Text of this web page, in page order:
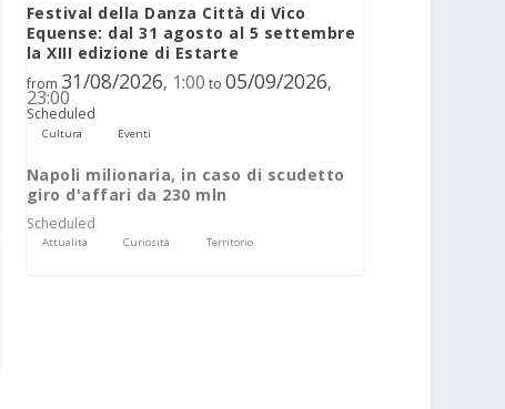
Festival della Danza Città di Vico
Equense: dal 31 agosto al 5 settembre
la XIII edizione di Estarte
from 31/08/2026, 1:00 to 05/09/2026,
23:00
Scheduled
Cultura Eventi
Napoli milionaria, in caso di scudetto
giro d'affari da 230 mln
Scheduled
Attualità Curiosità Territorio